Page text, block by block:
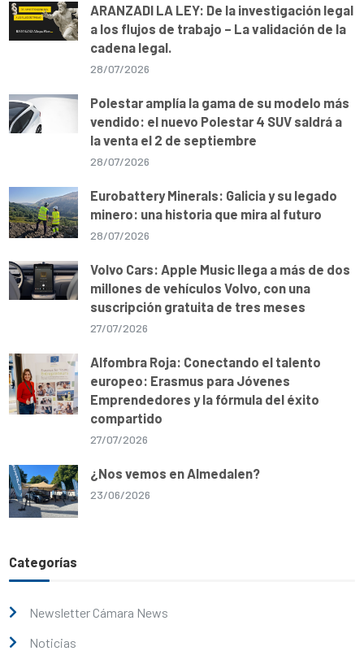
ARANZADI LA LEY: De la investigación legal
a los flujos de trabajo – La validación de la
cadena legal.
28/07/2026
Polestar amplía la gama de su modelo más
vendido: el nuevo Polestar 4 SUV saldrá a
la venta el 2 de septiembre
28/07/2026
Eurobattery Minerals: Galicia y su legado
minero: una historia que mira al futuro
28/07/2026
Volvo Cars: Apple Music llega a más de dos
millones de vehículos Volvo, con una
suscripción gratuita de tres meses
27/07/2026
Alfombra Roja: Conectando el talento
europeo: Erasmus para Jóvenes
Emprendedores y la fórmula del éxito
compartido
27/07/2026
¿Nos vemos en Almedalen?
23/06/2026
Categorías
Newsletter Cámara News
Noticias